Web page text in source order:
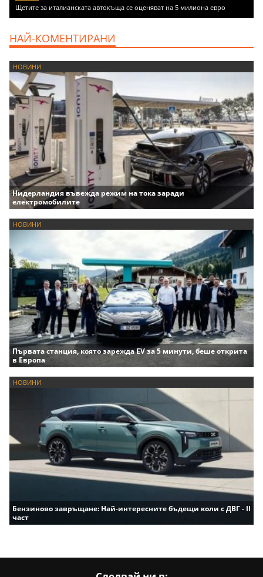
Щетите за италианската автокъща се оценяват на 5 милиона евро
НАЙ-КОМЕНТИРАНИ
НОВИНИ
Нидерландия въвежда режим на тока заради
електромобилите
НОВИНИ
Първата станция, която зарежда EV за 5 минути, беше открита
в Европа
НОВИНИ
Бензиново завръщане: Най-интересните бъдещи коли с ДВГ - II
част